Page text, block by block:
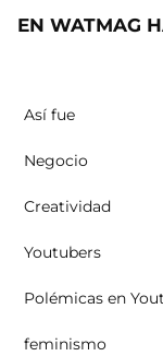
EN WATMAG
Así fue
Negocio
Creatividad
Youtubers
Polémicas en
feminismo